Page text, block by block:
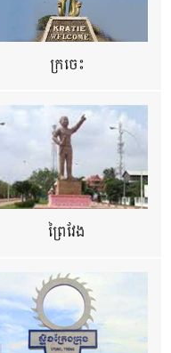
ក្រចេះ
ព្រៃវែង